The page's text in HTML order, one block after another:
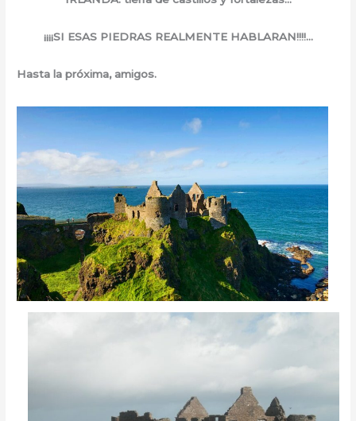
¡¡¡¡SI ESAS PIEDRAS REALMENTE HABLARAN!!!!…
Hasta la próxima, amigos.